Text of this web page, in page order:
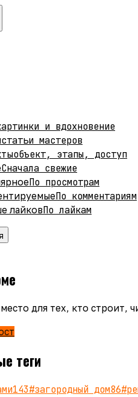
и вдохновение
статьи мастеров
объект, этапы, доступ
Сначала свежие
По просмотрам
По комментариям
лайковПо лайкам
для тех, кто строит,
теги
143#загородный дом86#